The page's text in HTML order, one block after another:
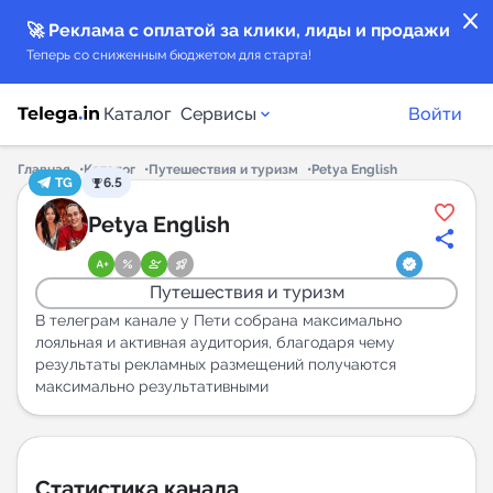
close
🚀 Реклама с оплатой за клики, лиды и продажи
Теперь со сниженным бюджетом для старта!
Каталог Сервисы
Каталог каналов
Каталог ботов
Горящие предложения
Индекс читаемости каналов в Telegram
New
Войти
Главная Каталог Путешествия и туризм
Petya English
TG
6.5
Petya English
Путешествия и туризм
В телеграм канале у Пети собрана максимально
лояльная и активная аудитория, благодаря чему
результаты рекламных размещений получаются
максимально результативными